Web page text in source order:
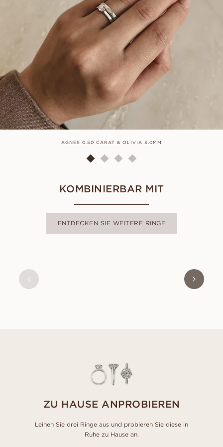
AGNES 0.50 CARAT & OLIVIA 3.0MM
KOMBINIERBAR MIT
ENTDECKEN SIE WEITERE RINGE
ZU HAUSE ANPROBIEREN
Leihen Sie drei Ringe aus und probieren Sie diese in
Ruhe zu Hause an.